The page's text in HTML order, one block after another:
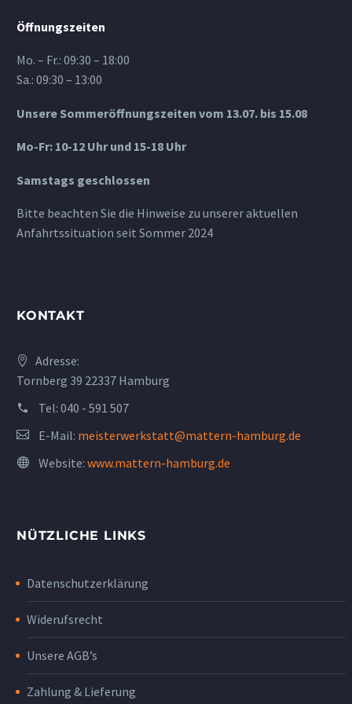
Öffnungszeiten
Mo. – Fr.: 09:30 – 18:00
Sa.: 09:30 – 13:00
Unsere Sommeröffnungszeiten vom 13.07. bis 15.08
Mo-Fr: 10-12 Uhr und 15-18 Uhr
Samstags geschlossen
Bitte beachten Sie die Hinweise zu unserer aktuellen
Anfahrtssituation seit Sommer 2024
KONTAKT
Adresse:
Tornberg 39 22337 Hamburg
Tel: 040 - 591 507
E-Mail: meisterwerkstatt@mattern-hamburg.de
Website: www.mattern-hamburg.de
NÜTZLICHE LINKS
Datenschutzerklärung
Widerufsrecht
Unsere AGB’s
Zahlung & Lieferung